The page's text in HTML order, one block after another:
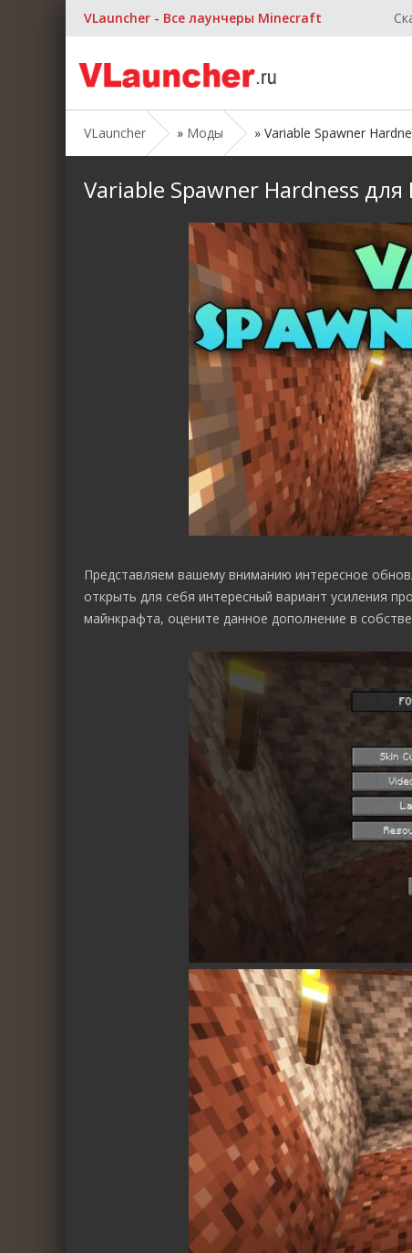
VLauncher - Все лаунчеры Minecraft
VLauncher » Моды » Variable Spawner
Variable Spawner Hardness
Представляем вашему вниманию интересное
открыть для себя интересный вариант усиления
майнкрафта, оцените данное дополнение в